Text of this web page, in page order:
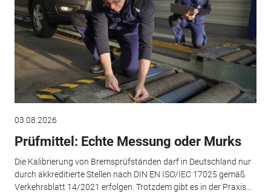
03.08.2026
Prüfmittel: Echte Messung oder Murks
Die Kalibrierung von Bremsprüfständen darf in Deutschland nur
durch akkreditierte Stellen nach DIN EN ISO/IEC 17025 gemäß
Verkehrsblatt 14/2021 erfolgen. Trotzdem gibt es in der Praxis...